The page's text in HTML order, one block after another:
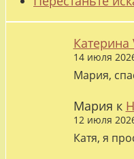
Катерина
14 июля
Мария,
Мария к
12 июля
Катя, я